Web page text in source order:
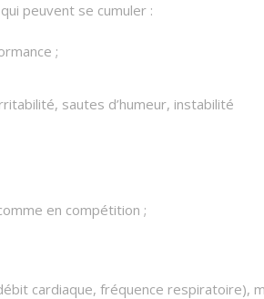
peuvent se cumuler :
;
sautes d’humeur, instabilité
en compétition ;
cardiaque, fréquence respiratoire),